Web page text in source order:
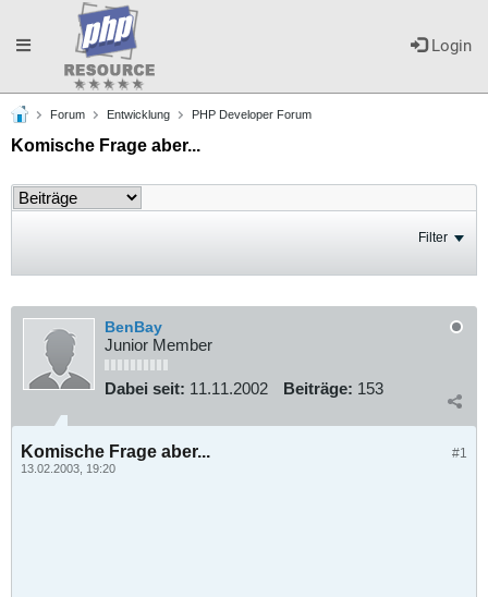
Login
Toggle
navigation
Forum Entwicklung PHP Developer Forum
Komische Frage aber...
Filter
BenBay
Junior Member
Dabei seit: 11.11.2002 Beiträge: 153
#1
Komische Frage aber...
13.02.2003, 19:20